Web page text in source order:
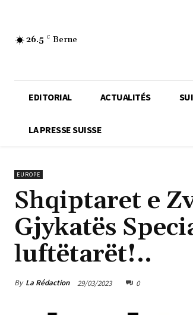
26.5 C Berne
EDITORIAL ACTUALITÉS
LA PRESSE SUISSE
EUROPE
Shqiptaret e
Gjykatës
luftëtarët!..
By La Rédaction 29/03/2023 0